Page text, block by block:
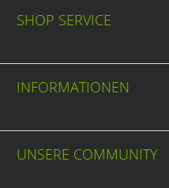
SHOP SERVICE
INFORMATIONEN
UNSERE COMMUNITY